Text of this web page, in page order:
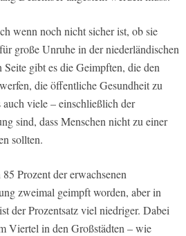
wenn noch nicht sicher ist, ob sie
große Unruhe in der niederländischen
gibt es die Geimpften, die den
die öffentliche Gesundheit zu
viele – einschließlich der
sind, dass Menschen nicht zu einer
sollten.
Prozent der erwachsenen
zweimal geimpft worden, aber in
der Prozentsatz viel niedriger. Dabei
Viertel in den Großstädten – wie